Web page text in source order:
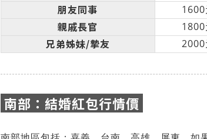
朋友同事 1600
親戚長官 1800
兄弟姊妹/摯友 2000
南部：結婚紅包行情價